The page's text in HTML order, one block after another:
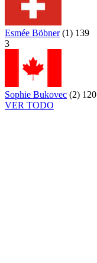
Esmée Böbner (1) 139
3
Sophie Bukovec (2) 120
VER TODO